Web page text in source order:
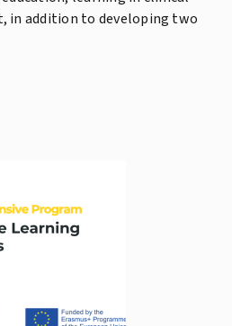
in addition to developing two